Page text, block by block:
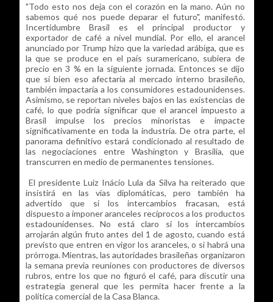
"Todo esto nos deja con el corazón en la mano. Aún no
sabemos qué nos puede deparar el futuro", manifestó.
Incertidumbre Brasil es el principal productor y
exportador de café a nivel mundial. Por ello, el arancel
anunciado por Trump hizo que la variedad arábiga, que es
la que se produce en el país suramericano, subiera de
precio en 3 % en la siguiente jornada. Entonces se dijo
que si bien eso afectaría al mercado interno brasileño,
también impactaría a los consumidores estadounidenses.
Asimismo, se reportan niveles bajos en las existencias de
café, lo que podría significar que el arancel impuesto a
Brasil impulse los precios minoristas e impacte
significativamente en toda la industria. De otra parte, el
panorama definitivo estará condicionado al resultado de
las negociaciones entre Washington y Brasilia, que
transcurren en medio de permanentes tensiones.
El presidente Luiz Inácio Lula da Silva ha reiterado que
insistirá en las vías diplomáticas, pero también ha
advertido que si los intercambios fracasan, está
dispuesto a imponer aranceles recíprocos a los productos
estadounidenses. No está claro si los intercambios
arrojarán algún fruto antes del 1 de agosto, cuando está
previsto que entren en vigor los aranceles, o si habrá una
prórroga. Mientras, las autoridades brasileñas organizaron
la semana previa reuniones con productores de diversos
rubros, entre los que no figuró el café, para discutir una
estrategia general que les permita hacer frente a la
política comercial de la Casa Blanca.